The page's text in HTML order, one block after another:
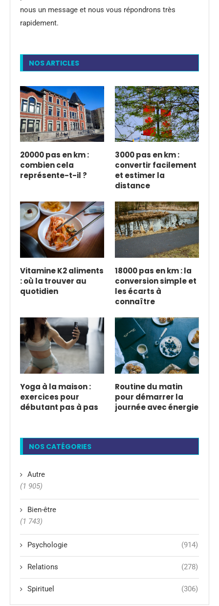
nous un message et nous vous répondrons très
rapidement.
NOS ARTICLES
20000 pas en km :
combien cela
représente-t-il ?
3000 pas en km :
convertir facilement
et estimer la
distance
Vitamine K2 aliments
: où la trouver au
quotidien
18000 pas en km : la
conversion simple et
les écarts à
connaître
Yoga à la maison :
exercices pour
débutant pas à pas
Routine du matin
pour démarrer la
journée avec énergie
NOS CATÉGORIES
Autre
(1 905)
Bien-être
(1 743)
Psychologie (914)
Relations (278)
Spirituel (306)